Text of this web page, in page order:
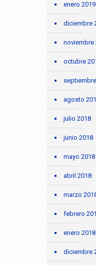
enero 2019
diciembre
noviembre
octubre
agosto
julio 2018
junio 2018
mayo 2018
abril 2018
marzo
febrero
enero 2018
diciembre